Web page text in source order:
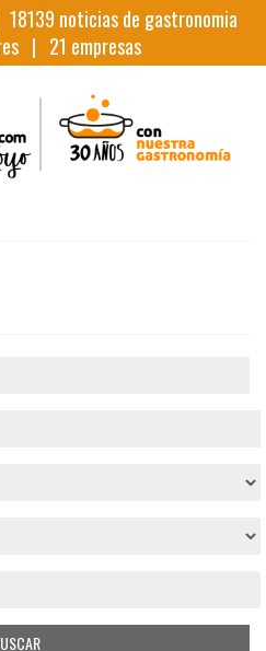
18139 noticias de gastronomia
| 21 empresas